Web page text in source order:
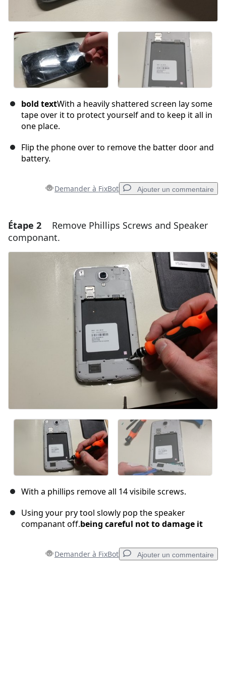
bold textWith a heavily shattered screen lay some
tape over it to protect yourself and to keep it all in
one place.
Flip the phone over to remove the batter door and
battery.
Demander à FixBot Ajouter un commentaire
Ajouter un commentaire
Ajouter un commentaire
Publier un commentaire
Étape 2
Remove Phillips Screws and Speaker
componant.
With a phillips remove all 14 visibile screws.
Using your pry tool slowly pop the speaker
companant off.being careful not to damage it
Demander à FixBot Ajouter un commentaire